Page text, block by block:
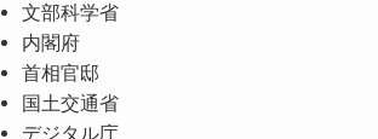
文部科学省
内閣府
首相官邸
国土交通省
デジタル庁